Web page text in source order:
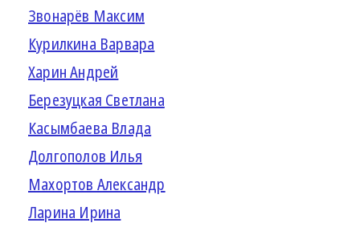
Звонарёв Максим
Курилкина Варвара
Харин Андрей
Березуцкая Светлана
Касымбаева Влада
Долгополов Илья
Махортов Александр
Ларина Ирина